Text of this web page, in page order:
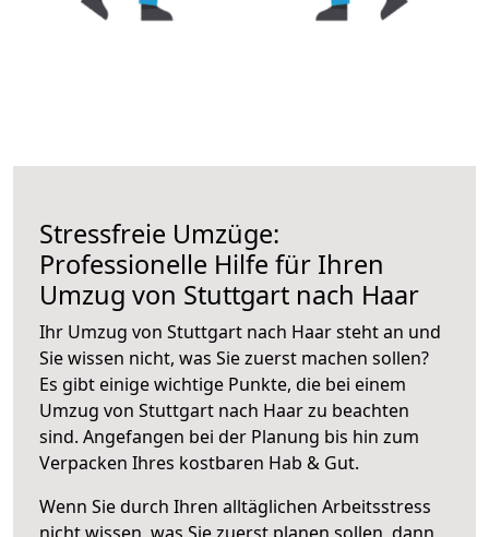
Stressfreie Umzüge:
Professionelle Hilfe für Ihren
Umzug von Stuttgart nach Haar
Ihr Umzug von Stuttgart nach Haar steht an und
Sie wissen nicht, was Sie zuerst machen sollen?
Es gibt einige wichtige Punkte, die bei einem
Umzug von Stuttgart nach Haar zu beachten
sind. Angefangen bei der Planung bis hin zum
Verpacken Ihres kostbaren Hab & Gut.
Wenn Sie durch Ihren alltäglichen Arbeitsstress